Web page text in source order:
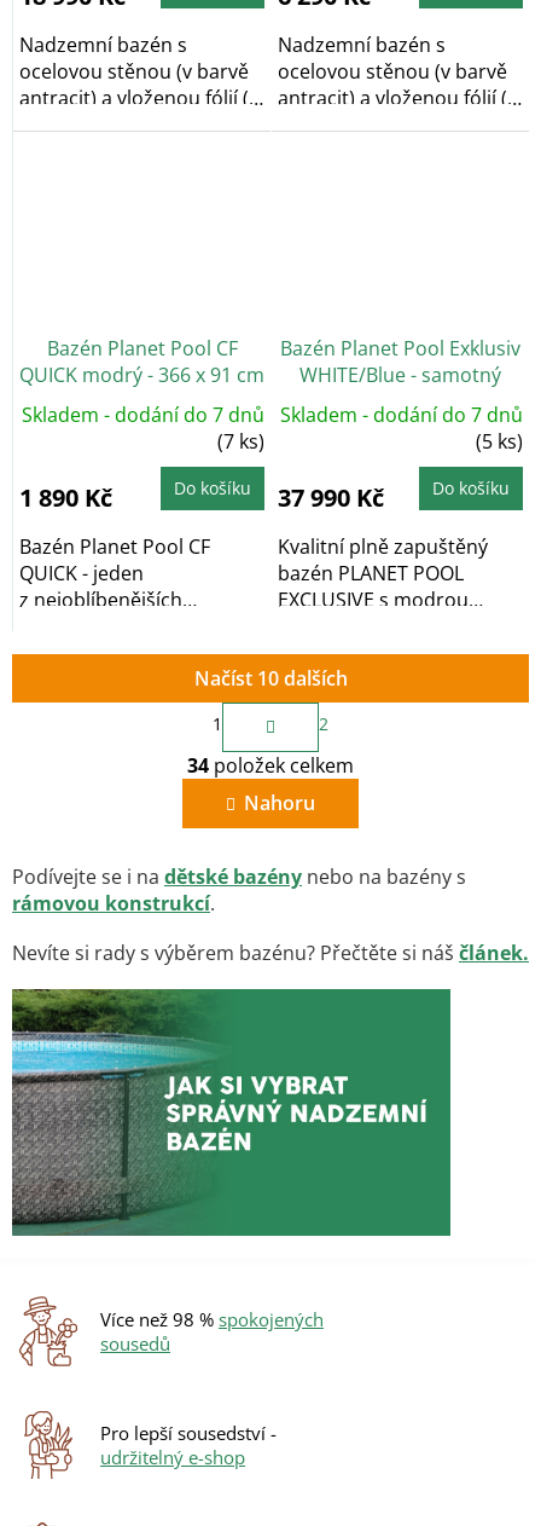
Nadzemní bazén s
ocelovou stěnou (v barvě
antracit) a vloženou fólií (v
barvě modré) o...
Nadzemní bazén s
ocelovou stěnou (v barvě
antracit) a vloženou fólií (v
pískové barvě)...
Bazén Planet Pool CF
QUICK modrý - 366 x 91 cm
Skladem - dodání do 7 dnů
(7 ks)
1 890 Kč Do košíku
Bazén Planet Pool CF
QUICK - jeden
z nejoblíbenějších
České...
Bazén Planet Pool Exklusiv
WHITE/Blue - samotný
bazén 600 x 320 x 150 cm
Skladem - dodání do 7 dnů
(5 ks)
37 990 Kč Do košíku
Kvalitní plně zapuštěný
bazén PLANET POOL
EXCLUSIVE s modrou
O
v
l
á
a
c
r
ý
p
i
Načíst 10 dalších
S
t
r
á
n
k
o
á
n
1 2
34 položek celkem
Nahoru
Podívejte se i na dětské bazény nebo na bazény s
rámovou konstrukcí.
Nevíte si rady s výběrem bazénu? Přečtěte si náš článek.
Více než 98 % spokojených
sousedů
Pro lepší sousedství -
udržitelný e-shop